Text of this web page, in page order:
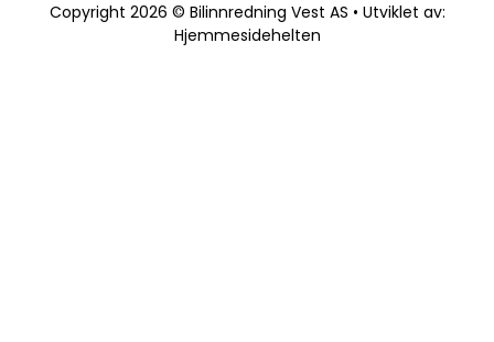
Copyright 2026 © Bilinnredning Vest AS • Utviklet av:
Hjemmesidehelten